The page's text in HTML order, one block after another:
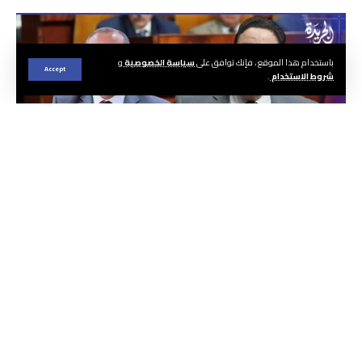
باستخدام هذا الموقع ، فإنك توافق علىسياسة الخصوصيةو
شروط الاستخدام.
Accept